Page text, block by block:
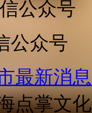
公众号
最新消息
点掌文